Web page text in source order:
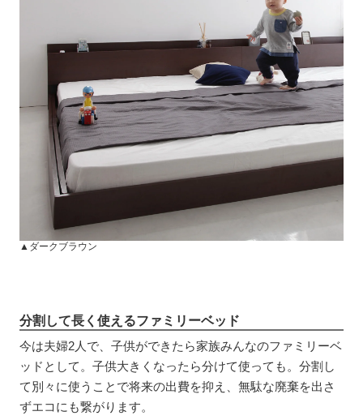
▲ダークブラウン
分割して長く使えるファミリーベッド
今は夫婦2人で、子供ができたら家族みんなのファミリーベ
ッドとして。子供大きくなったら分けて使っても。分割し
て別々に使うことで将来の出費を抑え、無駄な廃棄を出さ
ずエコにも繋がります。